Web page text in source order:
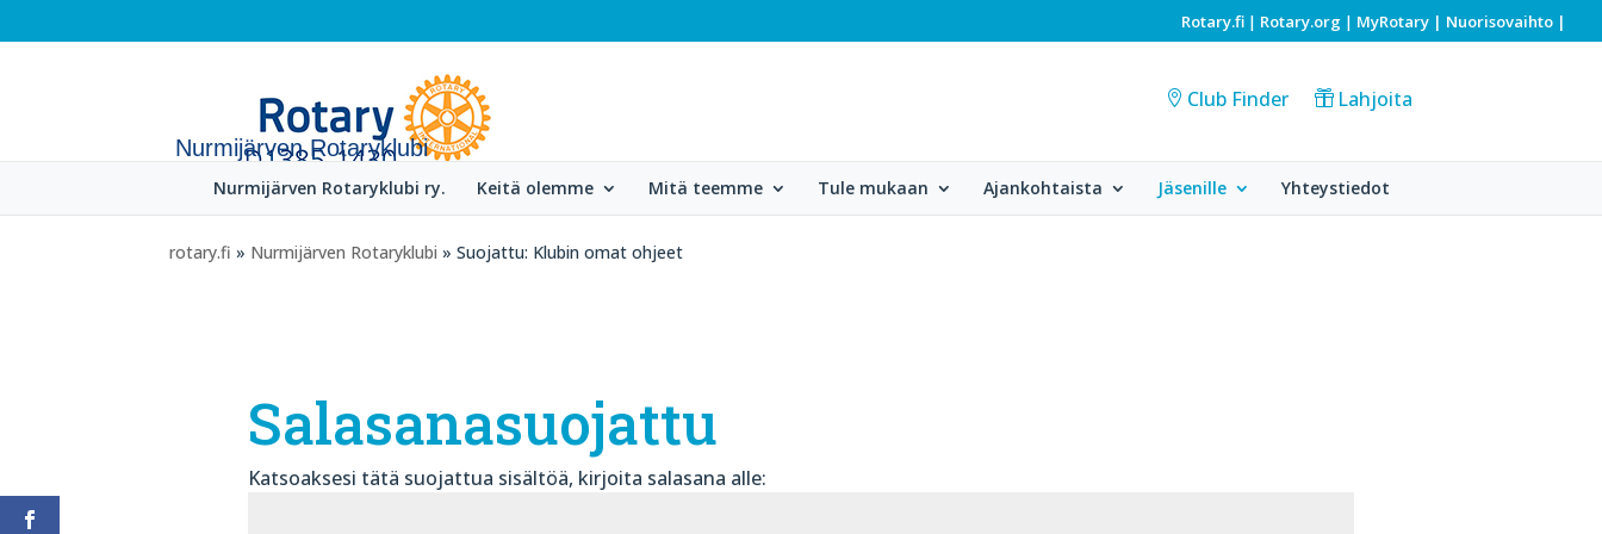
Rotary.fi | Rotary.org | MyRotary | Nuorisovaihto |
Nurmijärven Rotaryklubi
Club Finder Lahjoita
Nurmijärven Rotaryklubi ry. Keitä olemme Mitä teemme Tule mukaan Ajankohtaista Jäsenille Yhteystiedot
rotary.fi » Nurmijärven Rotaryklubi » Suojattu: Klubin omat ohjeet
Salasanasuojattu
Katsoaksesi tätä suojattua sisältöä, kirjoita salasana alle: